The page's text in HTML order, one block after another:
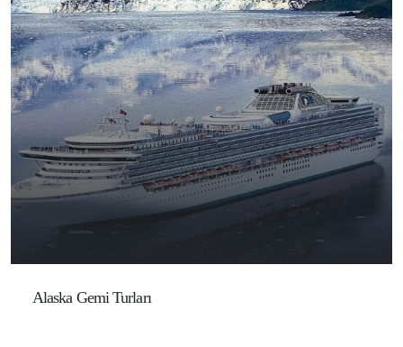
Alaska Gemi Turları